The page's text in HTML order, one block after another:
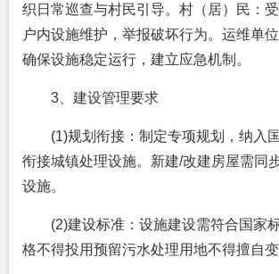
织日常巡查与村民引导。村（居）民：
户内设施维护，举报破坏行为。运维单
确保设施稳定运行，建立应急机制。
3、建设管理要求
(1)规划衔接：制定专项规划，纳入
衔接城镇处理设施。新建/改建房屋需同
设施。
(2)建设标准：设施建设需符合国家
格不得投用预留污水处理用地不得擅自变